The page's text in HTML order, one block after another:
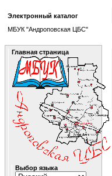
Электронный каталог
МБУК "Андроповская ЦБС"
Главная страница
Выбор языка